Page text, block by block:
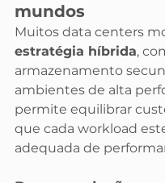
mundos
Muitos data centers
estratégia híbrida,
armazenamento
ambientes de alta
permite equilibrar
que cada workload
adequada de